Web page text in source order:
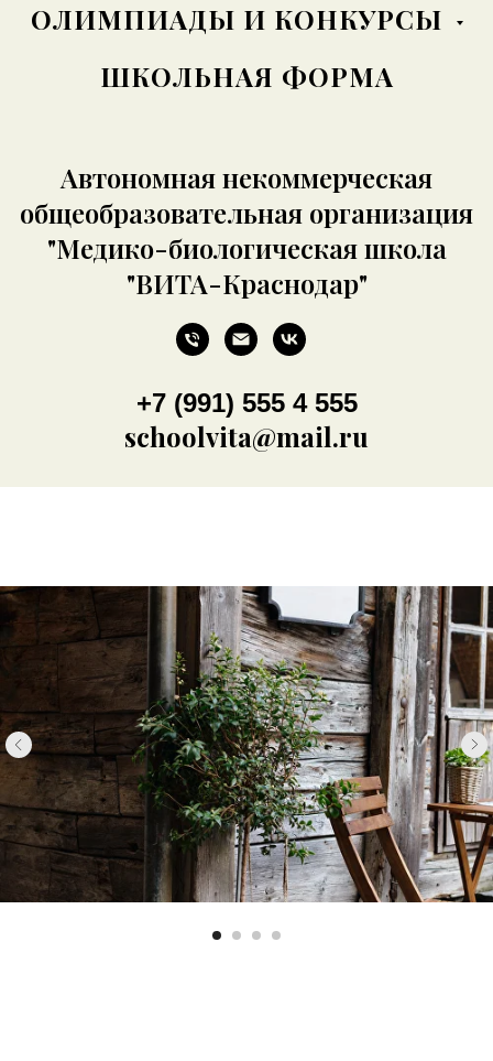
ОЛИМПИАДЫ И КОНКУРСЫ
ШКОЛЬНАЯ ФОРМА
Автономная некоммерческая
общеобразовательная организация
"Медико-биологическая школа
"ВИТА-Краснодар"
+7 (991) 555 4 555
schoolvita@mail.ru